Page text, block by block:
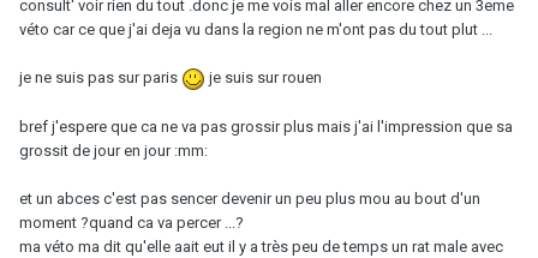
consult' voir rien du tout .donc je me vois mal aller encore chez un 3eme
véto car ce que j'ai deja vu dans la region ne m'ont pas du tout plut ...
je ne suis pas sur paris je suis sur rouen
bref j'espere que ca ne va pas grossir plus mais j'ai l'impression que sa
grossit de jour en jour :mm:
et un abces c'est pas sencer devenir un peu plus mou au bout d'un
moment ?quand ca va percer ...?
ma véto ma dit qu'elle aait eut il y a très peu de temps un rat male avec